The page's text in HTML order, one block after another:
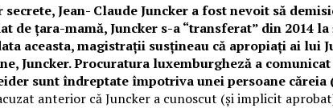
Jean- Claude Juncker a fost nevoit să
de țara-mamă, Juncker s-a “transferat” din 2014
aceasta, magistrații susțineau că apropiați ai lui
Juncker. Procuratura luxemburgheză a
sunt îndreptate împotriva unei persoane
anterior că Juncker a cunoscut (și implicit